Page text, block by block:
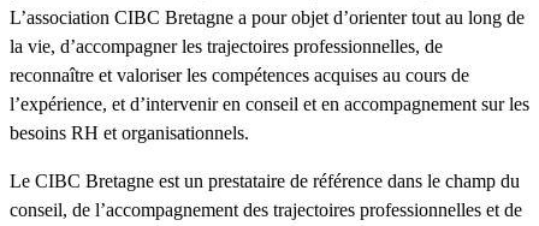
L’association CIBC Bretagne a pour objet d’orienter tout au long de
la vie, d’accompagner les trajectoires professionnelles, de
reconnaître et valoriser les compétences acquises au cours de
l’expérience, et d’intervenir en conseil et en accompagnement sur les
besoins RH et organisationnels.
Le CIBC Bretagne est un prestataire de référence dans le champ du
conseil, de l’accompagnement des trajectoires professionnelles et de